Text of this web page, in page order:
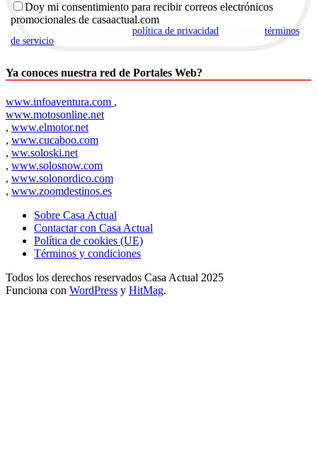
Doy mi consentimiento para recibir correos electrónicos
promocionales de casaactual.com
política de privacidad
términos
de servicio
Ya conoces nuestra red de Portales Web?
www.infoaventura.com ,
www.motosonline.net
, www.elmotor.net
, www.cucaboo.com
, ww.soloski.net
, www.solosnow.com
, www.solonordico.com
, www.zoomdestinos.es
Sobre Casa Actual
Contactar con Casa Actual
Política de cookies (UE)
Términos y condiciones
Todos los derechos reservados Casa Actual 2025
Funciona con WordPress y HitMag.